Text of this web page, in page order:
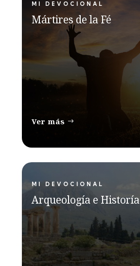
MI DEVOCIONAL
Mártires de la Fé
Ver más
MI DEVOCIONAL
Arqueología e Historía